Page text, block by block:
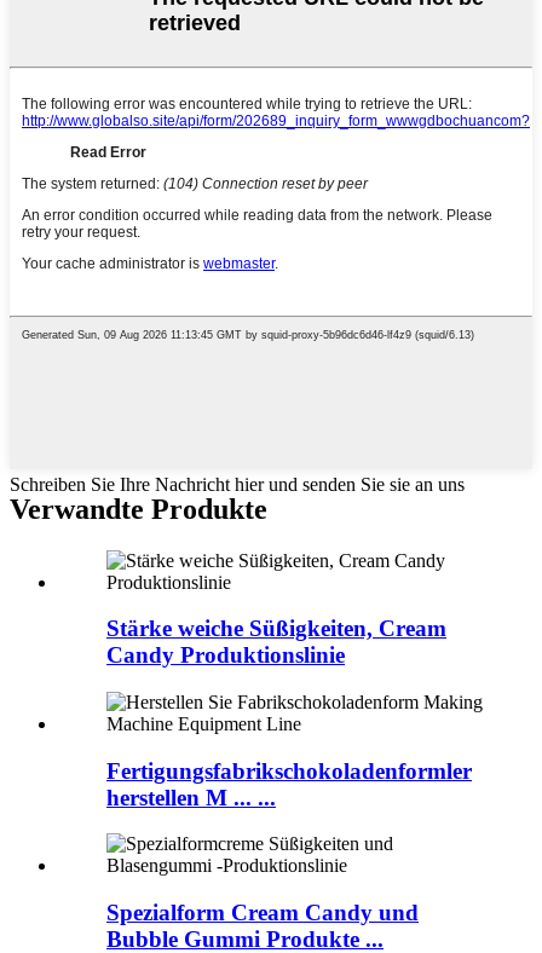
Schreiben Sie Ihre Nachricht hier und senden Sie sie an uns
Verwandte Produkte
Stärke weiche Süßigkeiten, Cream
Candy Produktionslinie
Fertigungsfabrikschokoladenformler
herstellen M ... ...
Spezialform Cream Candy und
Bubble Gummi Produkte ...